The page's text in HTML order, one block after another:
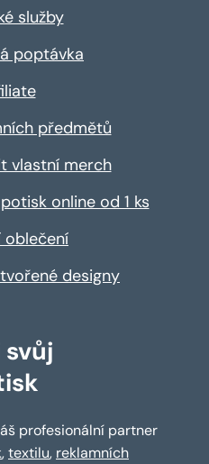
služby
poptávka
předmětů
vlastní merch
online od 1 ks
oblečení
designy
profesionální partner
,textilu, reklamních